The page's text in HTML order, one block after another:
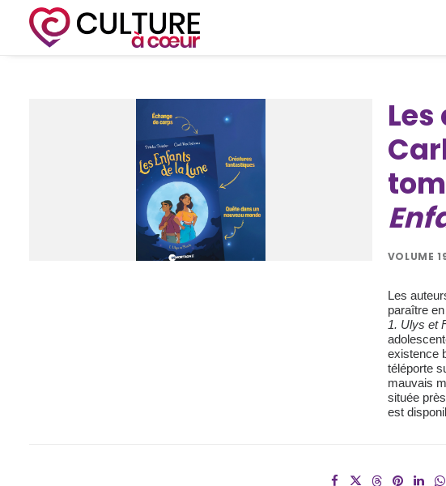
VOLUME
Les
paraître
1. Ulys et
existence
téléporte
mauvais
située
est